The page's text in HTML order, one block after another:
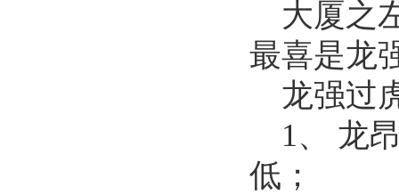
大厦之
最喜是龙
龙强过
1、 龙
低；